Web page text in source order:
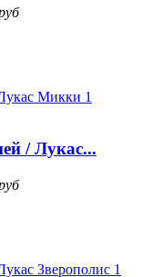
/ Лукас...